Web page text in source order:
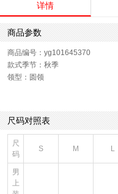
详情
商品参数
商品编号：yg101645370
款式季节：秋季
领型：圆领
尺码对照表
尺
码
S M L
男
上